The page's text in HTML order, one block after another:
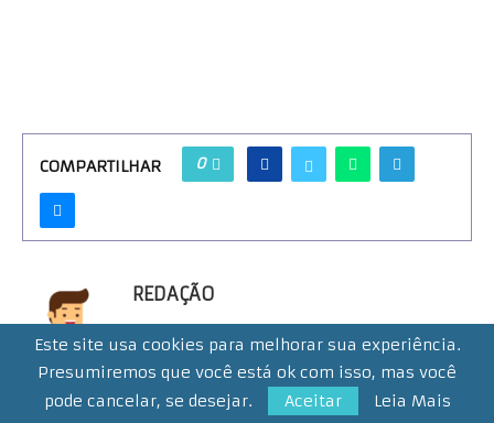
COMPARTILHAR 0
REDAÇÃO
Jornalistas comprometidos em fornecer
notícias precisas, confiáveis e relevantes
para a nossa comunidade
Este site usa cookies para melhorar sua experiência.
Presumiremos que você está ok com isso, mas você
pode cancelar, se desejar.
Aceitar Leia Mais